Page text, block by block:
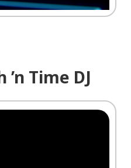
Time DJ